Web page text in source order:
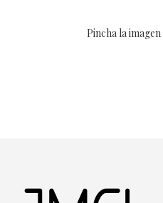
Pincha la